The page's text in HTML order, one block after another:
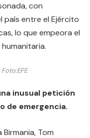
con
país entre el Ejército
lo que empeora el
EFE
inusual petición
de emergencia.
Tom